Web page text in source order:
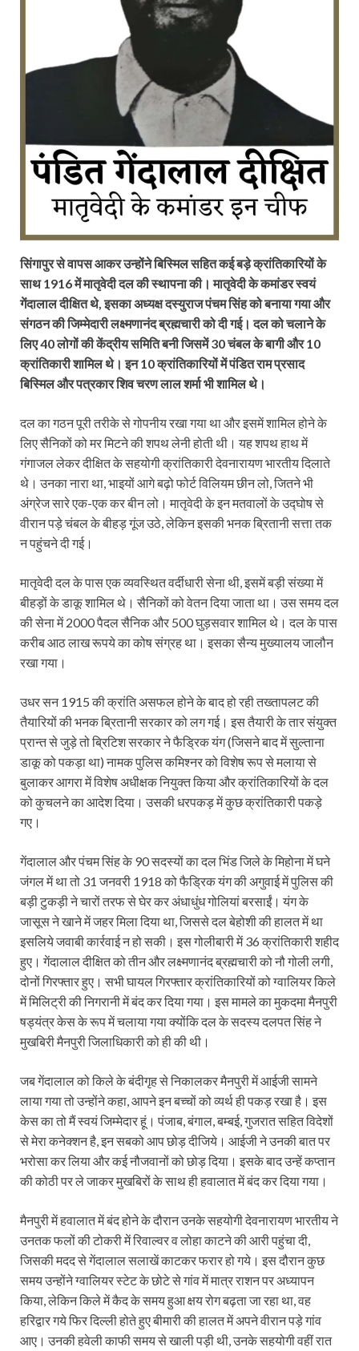
सिंगापुर से वापस आकर उन्होंने बिस्मिल सहित कई बड़े क्रांतिकारियों के
साथ 1916 में मातृवेदी दल की स्थापना की। मातृवेदी के कमांडर स्वयं
गेंदालाल दीक्षित थे, इसका अध्यक्ष दस्युराज पंचम सिंह को बनाया गया और
संगठन की जिम्मेदारी लक्ष्मणानंद ब्रह्मचारी को दी गई। दल को चलाने के
लिए 40 लोगों की केंद्रीय समिति बनी जिसमें 30 चंबल के बागी और 10
क्रांतिकारी शामिल थे। इन 10 क्रांतिकारियों में पंडित राम प्रसाद
बिस्मिल और पत्रकार शिव चरण लाल शर्मा भी शामिल थे।
दल का गठन पूरी तरीके से गोपनीय रखा गया था और इसमें शामिल होने के
लिए सैनिकों को मर मिटने की शपथ लेनी होती थी। यह शपथ हाथ में
गंगाजल लेकर दीक्षित के सहयोगी क्रांतिकारी देवनारायण भारतीय दिलाते
थे। उनका नारा था, भाइयों आगे बढ़ो फोर्ट विलियम छीन लो, जितने भी
अंग्रेज सारे एक-एक कर बीन लो। मातृवेदी के इन मतवालों के उद्घोष से
वीरान पड़े चंबल के बीहड़ गूंज उठे, लेकिन इसकी भनक ब्रितानी सत्ता तक
न पहुंचने दी गई।
मातृवेदी दल के पास एक व्यवस्थित वर्दीधारी सेना थी, इसमें बड़ी संख्या में
बीहड़ों के डाकू शामिल थे। सैनिकों को वेतन दिया जाता था। उस समय दल
की सेना में 2000 पैदल सैनिक और 500 घुड़सवार शामिल थे। दल के पास
करीब आठ लाख रूपये का कोष संग्रह था। इसका सैन्य मुख्यालय जालौन
रखा गया।
उधर सन 1915 की क्रांति असफल होने के बाद हो रही तख्तापलट की
तैयारियों की भनक ब्रितानी सरकार को लग गई। इस तैयारी के तार संयुक्त
प्रान्त से जुड़े तो ब्रिटिश सरकार ने फैड्रिक यंग (जिसने बाद में सुल्ताना
डाकू को पकड़ा था) नामक पुलिस कमिश्नर को विशेष रूप से मलाया से
बुलाकर आगरा में विशेष अधीक्षक नियुक्त किया और क्रांतिकारियों के दल
को कुचलने का आदेश दिया। उसकी धरपकड़ में कुछ क्रांतिकारी पकड़े
गए।
गेंदालाल और पंचम सिंह के 90 सदस्यों का दल भिंड जिले के मिहोना में घने
जंगल में था तो 31 जनवरी 1918 को फैड्रिक यंग की अगुवाई में पुलिस की
बड़ी टुकड़ी ने चारों तरफ से घेर कर अंधाधुंध गोलियां बरसाईं। यंग के
जासूस ने खाने में जहर मिला दिया था, जिससे दल बेहोशी की हालत में था
इसलिये जवाबी कार्रवाई न हो सकी। इस गोलीबारी में 36 क्रांतिकारी शहीद
हुए। गेंदालाल दीक्षित को तीन और लक्ष्मणानंद ब्रह्मचारी को नौ गोली लगी,
दोनों गिरफ्तार हुए। सभी घायल गिरफ्तार क्रांतिकारियों को ग्वालियर किले
में मिलिट्री की निगरानी में बंद कर दिया गया। इस मामले का मुकदमा मैनपुरी
षड्यंत्र केस के रूप में चलाया गया क्योंकि दल के सदस्य दलपत सिंह ने
मुखबिरी मैनपुरी जिलाधिकारी को ही की थी।
जब गेंदालाल को किले के बंदीगृह से निकालकर मैनपुरी में आईजी सामने
लाया गया तो उन्होंने कहा, आपने इन बच्चों को व्यर्थ ही पकड़ रखा है। इस
केस का तो मैं स्वयं जिम्मेदार हूं। पंजाब, बंगाल, बम्बई, गुजरात सहित विदेशों
से मेरा कनेक्शन है, इन सबको आप छोड़ दीजिये। आईजी ने उनकी बात पर
भरोसा कर लिया और कई नौजवानों को छोड़ दिया। इसके बाद उन्हें कप्तान
की कोठी पर ले जाकर मुखबिरों के साथ ही हवालात में बंद कर दिया गया।
मैनपुरी में हवालात में बंद होने के दौरान उनके सहयोगी देवनारायण भारतीय ने
उनतक फलों की टोकरी में रिवाल्वर व लोहा काटने की आरी पहुंचा दी,
जिसकी मदद से गेंदालाल सलाखें काटकर फरार हो गये। इस दौरान कुछ
समय उन्होंने ग्वालियर स्टेट के छोटे से गांव में मात्र राशन पर अध्यापन
किया, लेकिन किले में कैद के समय हुआ क्षय रोग बढ़ता जा रहा था, वह
हरिद्वार गये फिर दिल्ली होते हुए बीमारी की हालत में अपने वीरान पड़े गांव
आए। उनकी हवेली काफी समय से खाली पड़ी थी, उनके सहयोगी वहीं रात